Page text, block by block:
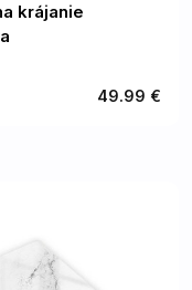
krájanie
49.99 €